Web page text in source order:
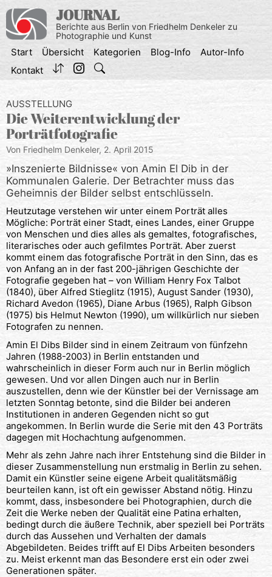
Inhalt
springen
JOURNAL
Berichte aus Berlin von Friedhelm Denkeler zu
Photographie und Kunst
Start Übersicht Kategorien Blog-Info
Autor-Info
Kontakt
AUSSTELLUNG
Die Weiterentwicklung der
Porträtfotografie
Von Friedhelm Denkeler, 2. April 2015
»Inszenierte Bildnisse« von Amin El Dib in der
Kommunalen Galerie. Der Betrachter muss das
Geheimnis der Bilder selbst entschlüsseln.
Heutzutage verstehen wir unter einem Porträt alles
Mögliche: Porträt einer Stadt, eines Landes, einer Gruppe
von Menschen und dies alles als gemaltes, fotografisches,
literarisches oder auch gefilmtes Porträt. Aber zuerst
kommt einem das fotografische Porträt in den Sinn, das es
von Anfang an in der fast 200-jährigen Geschichte der
Fotografie gegeben hat – von William Henry Fox Talbot
(1840), über Alfred Stieglitz (1915), August Sander (1930),
Richard Avedon (1965), Diane Arbus (1965), Ralph Gibson
(1975) bis Helmut Newton (1990), um willkürlich nur sieben
Fotografen zu nennen.
Amin El Dibs Bilder sind in einem Zeitraum von fünfzehn
Jahren (1988-2003) in Berlin entstanden und
wahrscheinlich in dieser Form auch nur in Berlin möglich
gewesen. Und vor allen Dingen auch nur in Berlin
auszustellen, denn wie der Künstler bei der Vernissage am
letzten Sonntag betonte, sind die Bilder bei anderen
Institutionen in anderen Gegenden nicht so gut
angekommen. In Berlin wurde die Serie mit den 43 Porträts
dagegen mit Hochachtung aufgenommen.
Mehr als zehn Jahre nach ihrer Entstehung sind die Bilder in
dieser Zusammenstellung nun erstmalig in Berlin zu sehen.
Damit ein Künstler seine eigene Arbeit qualitätsmäßig
beurteilen kann, ist oft ein gewisser Abstand nötig. Hinzu
kommt, dass, insbesondere bei Photographien, durch die
Zeit die Werke neben der Qualität eine Patina erhalten,
bedingt durch die äußere Technik, aber speziell bei Porträts
durch das Aussehen und Verhalten der damals
Abgebildeten. Beides trifft auf El Dibs Arbeiten besonders
zu. Meist erkennt man das Besondere erst ein oder zwei
Generationen später.